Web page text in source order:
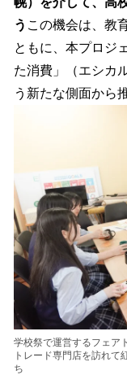
う この機会は、教
ともに、本プロジ
た消費」（エシカ
う新たな側面から
学校祭で運営するフェア
トレード専門店を訪れて
ち